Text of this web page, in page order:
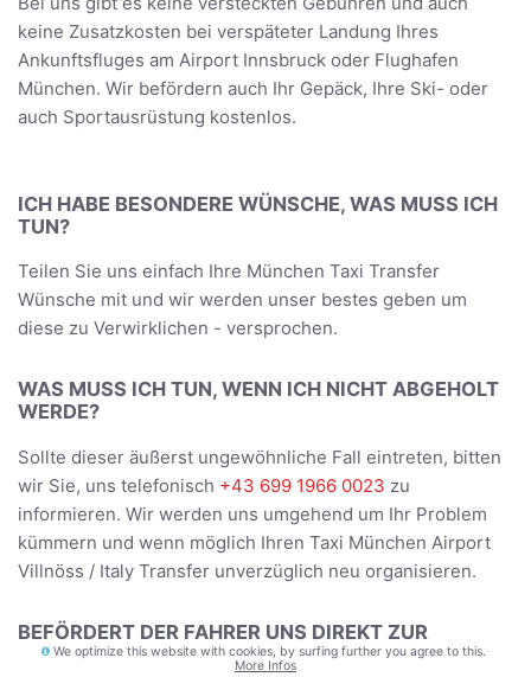
keine Zusatzkosten bei verspäteter Landung Ihres
Ankunftsfluges am Airport Innsbruck oder Flughafen
München. Wir befördern auch Ihr Gepäck, Ihre Ski- oder
auch Sportausrüstung kostenlos.
ICH HABE BESONDERE WÜNSCHE, WAS MUSS ICH
TUN?
Teilen Sie uns einfach Ihre München Taxi Transfer
Wünsche mit und wir werden unser bestes geben um
diese zu Verwirklichen - versprochen.
WAS MUSS ICH TUN, WENN ICH NICHT ABGEHOLT
WERDE?
Sollte dieser äußerst ungewöhnliche Fall eintreten, bitten
wir Sie, uns telefonisch +43 699 1966 0023 zu
informieren. Wir werden uns umgehend um Ihr Problem
kümmern und wenn möglich Ihren Taxi München Airport
Villnöss / Italy Transfer unverzüglich neu organisieren.
BEFÖRDERT DER FAHRER UNS DIREKT ZUR
UNTERKUNFT?
We optimize this website with cookies, by surfing further you agree to this.
More Infos